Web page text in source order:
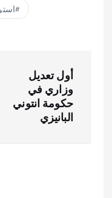
ص
أول تعديل
وزاري في
حكومة انتوني
البانيزي